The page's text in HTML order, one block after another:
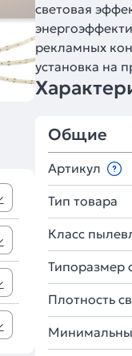
световая
рекламных
установка на
Общие
Артикул
Тип товара
Класс
Типоразмер
Плотность